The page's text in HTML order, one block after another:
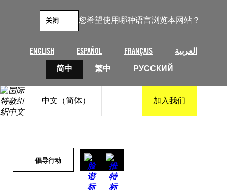
您希望使用哪种语言浏览本网站？
ENGLISH ESPAÑOL FRANÇAIS
العربية
简中
繁中 РУССКИЙ
关闭
中文（简体） 加入我们
倡导行动